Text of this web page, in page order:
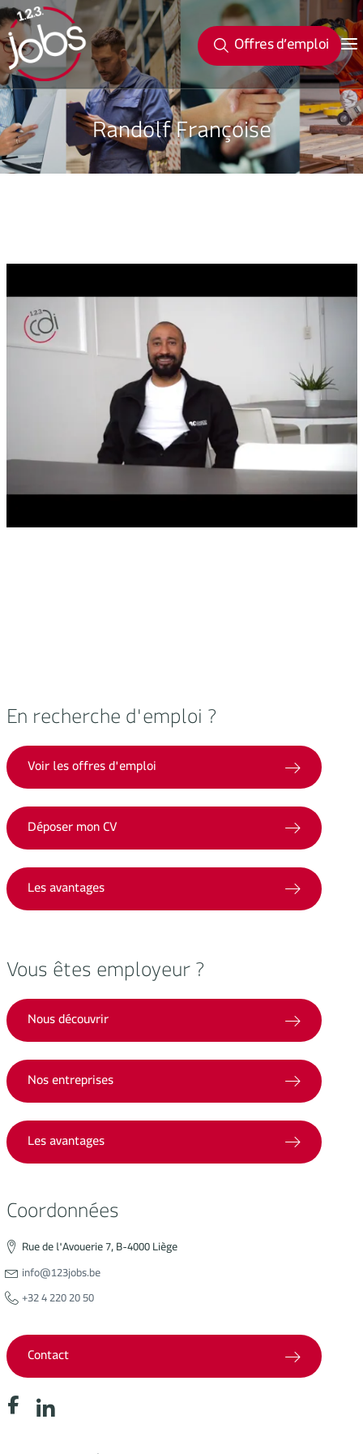
Offres d’emploi
Randolf Françoise
En recherche d'emploi ?
Voir les offres d'emploi
Déposer mon CV
Les avantages
Vous êtes employeur ?
Nous découvrir
Nos entreprises
Les avantages
Coordonnées
Rue de l'Avouerie 7, B-4000 Liège
info@123jobs.be
+32 4 220 20 50
Contact